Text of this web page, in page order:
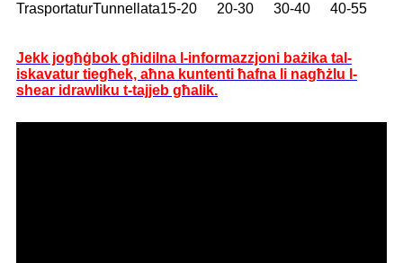
TrasportaturTunnellata15-20 20-30 30-40 40-55
Jekk jogħġbok għidilna l-informazzjoni bażika tal-
iskavatur tiegħek, aħna kuntenti ħafna li nagħżlu l-
shear idrawliku t-tajjeb għalik.